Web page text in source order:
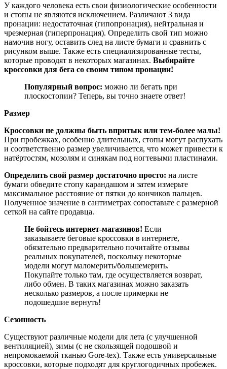
У каждого человека есть свои физиологические особенности
и стопы не являются исключением. Различают 3 вида
пронации: недостаточная (гипопронация), нейтральная и
чрезмерная (гиперпронация). Определить свой тип можно
намочив ногу, оставить след на листе бумаги и сравнить с
рисунком выше. Также есть специализированные тесты,
которые проводят в некоторых магазинах. Выбирайте
кроссовки для бега со своим типом пронации!
Популярный вопрос: можно ли бегать при
плоскостопии? Теперь, вы точно знаете ответ!
Размер
Кроссовки не должны быть впритык или тем-более малы!
При пробежках, особенно длительных, стопы могут распухать
и соответственно размер увеличивается, что может привести к
натёртостям, мозолям и синякам под ногтевыми пластинами.
Определить свой размер достаточно просто: на листе
бумаги обведите стопу карандашом и затем измерьте
максимальное расстояние от пятки до кончиков пальцев.
Полученное значение в сантиметрах сопоставьте с размерной
сеткой на сайте продавца.
Не бойтесь интернет-магазинов! Если
заказываете беговые кроссовки в интернете,
обязательно предварительно почитайте отзывы
реальных покупателей, поскольку некоторые
модели могут маломерить/большемерить.
Покупайте только там, где осуществляется возврат,
либо обмен. В таких магазинах можно заказать
несколько размеров, а после примерки не
подошедшие вернуть!
Сезонность
Существуют различные модели для лета (с улучшенной
вентиляцией), зимы (с не скользящей подошвой и
непромокаемой тканью Gore-tex). Также есть универсальные
кроссовки, которые подходят для круглогодичных пробежек.